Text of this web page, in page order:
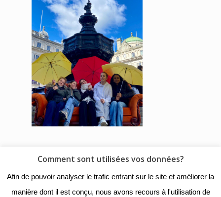
© 2018 - Collège Henri de
Navarre |Mentions légales|
Comment sont utilisées vos données?
Afin de pouvoir analyser le trafic entrant sur le site et améliorer la
manière dont il est conçu, nous avons recours à l'utilisation de